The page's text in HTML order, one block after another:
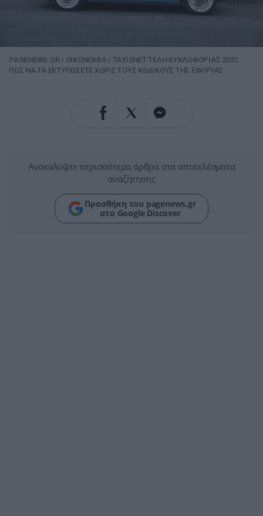
PAGENEWS.GR / ΟΙΚΟΝΟΜΙΑ / TAXISNET ΤΕΛΗ ΚΥΚΛΟΦΟΡΙΑΣ 2021:
ΠΩΣ ΝΑ ΤΑ ΕΚΤΥΠΩΣΕΤΕ ΧΩΡΙΣ ΤΟΥΣ ΚΩΔΙΚΟΥΣ ΤΗΣ ΕΦΟΡΙΑΣ
Ανακαλύψτε περισσότερα άρθρα στα αποτελέσματα
αναζήτησης
Προσθήκη του pagenews.gr
στο Google Discover